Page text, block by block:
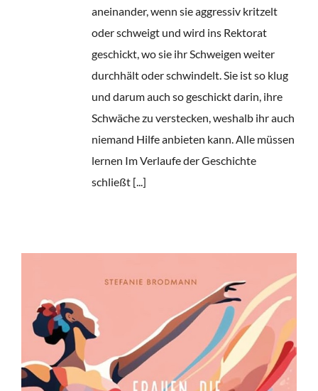
aneinander, wenn sie aggressiv kritzelt
oder schweigt und wird ins Rektorat
geschickt, wo sie ihr Schweigen weiter
durchhält oder schwindelt. Sie ist so klug
und darum auch so geschickt darin, ihre
Schwäche zu verstecken, weshalb ihr auch
niemand Hilfe anbieten kann. Alle müssen
lernen Im Verlaufe der Geschichte
schließt [...]